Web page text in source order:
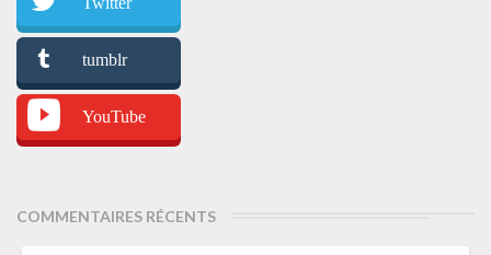
tumblr
YouTube
COMMENTAIRES RÉCENTS